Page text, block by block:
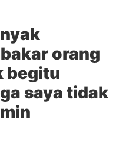
orang
begitu
saya tidak